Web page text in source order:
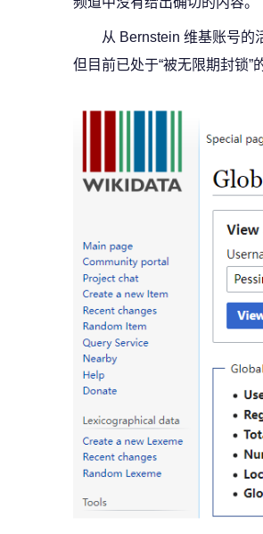
从 Bernstein 维基账号的
但目前已处于“被无限期封锁”